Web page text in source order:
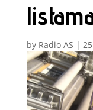
by Radio AS |